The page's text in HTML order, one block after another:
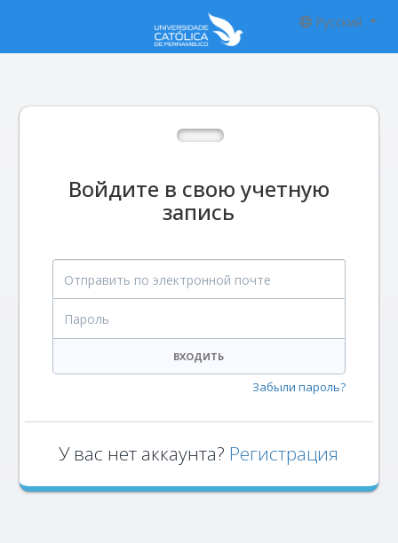
Русский
Войдите в свою учетную
запись
Отправить по электронной почте
ВХОДИТЬ
Забыли пароль?
У вас нет аккаунта? Регистрация